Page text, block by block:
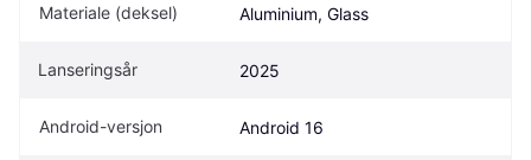
Materiale (deksel) Aluminium, Glass
Lanseringsår 2025
Android-versjon Android 16